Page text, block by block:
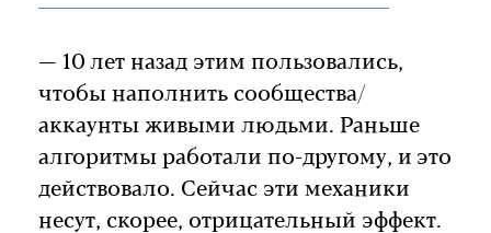
— 10 лет назад этим пользовались,
чтобы наполнить сообщества/
аккаунты живыми людьми. Раньше
алгоритмы работали по-другому, и это
действовало. Сейчас эти механики
несут, скорее, отрицательный эффект.